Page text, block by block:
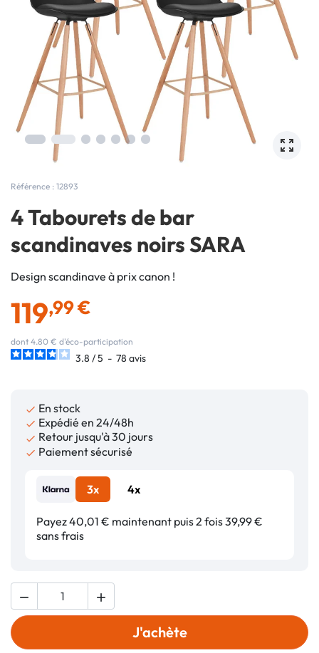
Référence : 12893
4 Tabourets de bar
scandinaves noirs SARA
Design scandinave à prix canon !
119,99 €
dont 4.80 € d'éco-participation
3.8 /5 - 78 avis
 En stock
 Expédié en 24/48h
 Retour jusqu'à 30 jours
 Paiement sécurisé
3x 4x
Payez 40,01 € maintenant puis 2 fois 39,99 €
sans frais
 
J'achète